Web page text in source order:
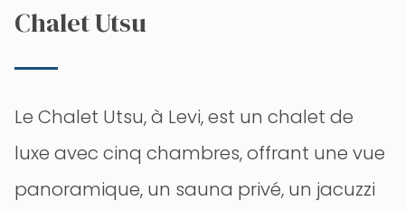
Chalet Utsu
Le Chalet Utsu, à Levi, est un chalet de
luxe avec cinq chambres, offrant une vue
panoramique, un sauna privé, un jacuzzi